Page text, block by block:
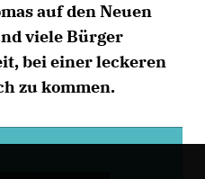
auf den Neuen
viele Bürger
bei einer leckeren
zu kommen.